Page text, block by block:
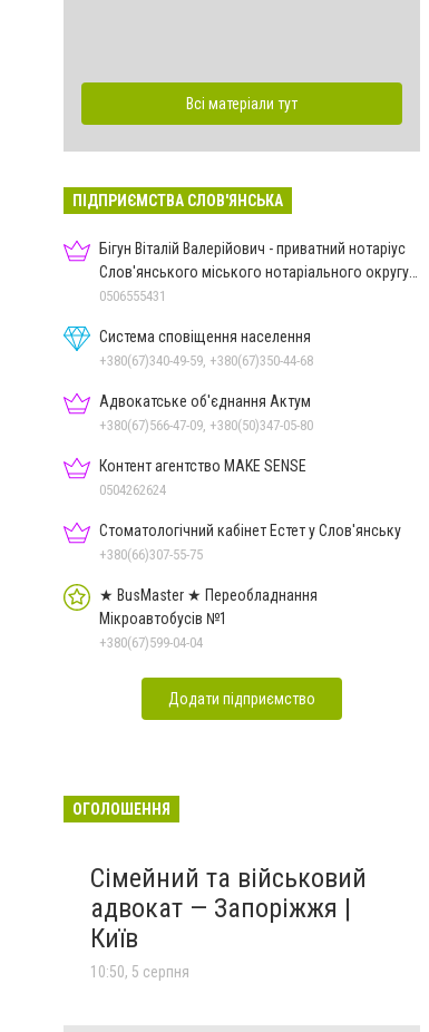
Всі матеріали тут
ПІДПРИЄМСТВА СЛОВ'ЯНСЬКА
Бігун Віталій Валерійович - приватний нотаріус
Слов'янського міського нотаріального округу
Дон.обл.
0506555431
Система сповіщення населення
+380(67)340-49-59, +380(67)350-44-68
Адвокатське об'єднання Актум
+380(67)566-47-09, +380(50)347-05-80
Контент агентство MAKE SENSE
0504262624
Стоматологічний кабінет Естет у Слов'янську
+380(66)307-55-75
★ BusMaster ★ Переобладнання
Мікроавтобусів №1
+380(67)599-04-04
Додати підприємство
ОГОЛОШЕННЯ
Сімейний та військовий
адвокат — Запоріжжя |
Київ
10:50, 5 серпня